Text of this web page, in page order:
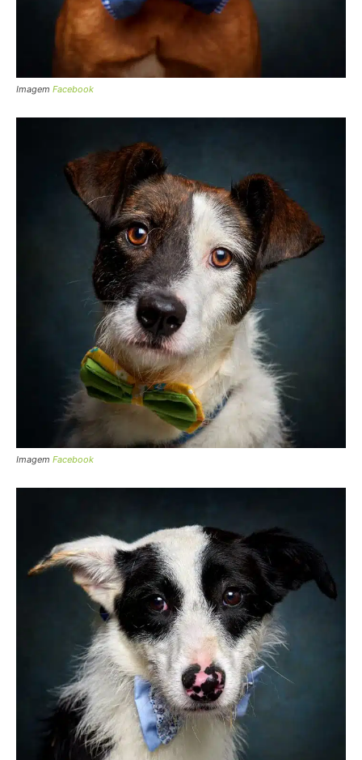
Imagem Facebook
Imagem Facebook